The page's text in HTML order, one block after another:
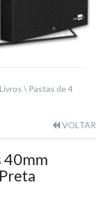
Pastas de 4
VOLTAR
40mm